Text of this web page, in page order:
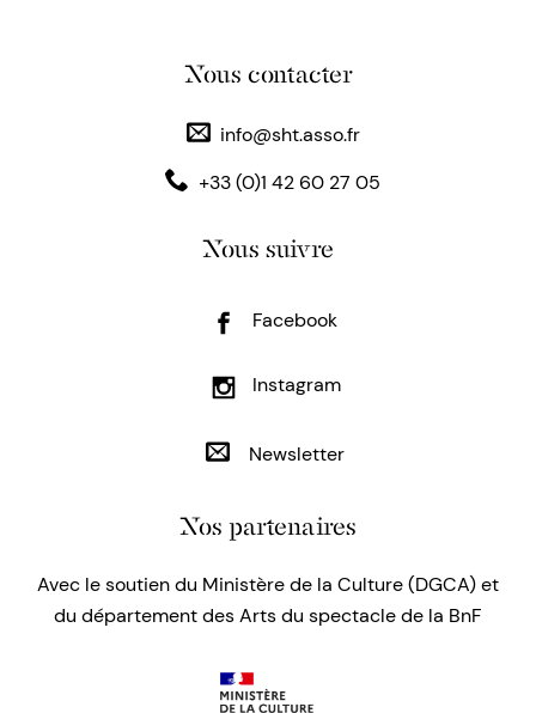
Nous contacter
info@sht.asso.fr
+33 (0)1 42 60 27 05
Nous suivre
Facebook
Instagram
Newsletter
Nos partenaires
Avec le soutien du Ministère de la Culture (DGCA) et
du département des Arts du spectacle de la BnF